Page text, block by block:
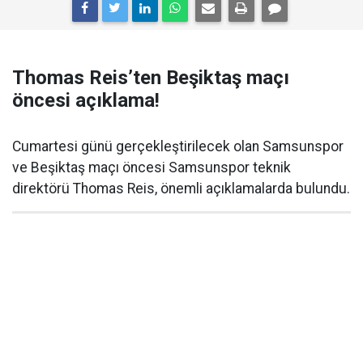
Thomas Reis’ten Beşiktaş maçı
öncesi açıklama!
Cumartesi günü gerçekleştirilecek olan Samsunspor
ve Beşiktaş maçı öncesi Samsunspor teknik
direktörü Thomas Reis, önemli açıklamalarda bulundu.